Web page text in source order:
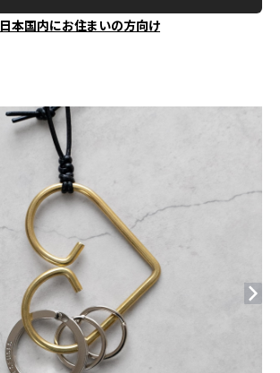
日本国内にお住まいの方向け